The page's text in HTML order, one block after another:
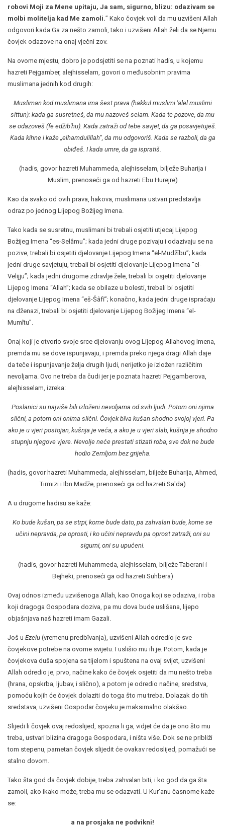
robovi Moji za Mene upitaju, Ja sam, sigurno, blizu: odazivam se
molbi molitelja kad Me zamoli.” Kako čovjek voli da mu uzvišeni Allah
odgovori kada Ga za nešto zamoli, tako i uzvišeni Allah želi da se Njemu
čovjek odazove na onaj vječni zov.
Na ovome mjestu, dobro je podsjetiti se na poznati hadis, u kojemu
hazreti Pejgamber, alejhisselam, govori o međusobnim pravima
muslimana jednih kod drugih:
Musliman kod muslimana ima šest prava (hakkul muslimi 'alel muslimi
sittun): kada ga susretneš, da mu nazoveš selam. Kada te pozove, da mu
se odazoveš (fe edžib'hu). Kada zatraži od tebe savjet, da ga posavjetuješ.
Kada kihne i kaže „elhamdulillah“, da mu odgovoriš. Kada se razboli, da ga
obiđeš. I kada umre, da ga ispratiš.
(hadis, govor hazreti Muhammeda, alejhisselam, bilježe Buharija i
Muslim, prenoseći ga od hazreti Ebu Hurejre)
Kao da svako od ovih prava, hakova, muslimana ustvari predstavlja
odraz po jednog Lijepog Božijeg Imena.
Tako kada se susretnu, muslimani bi trebali osjetiti utjecaj Lijepog
Božijeg Imena “es-Selâmu”; kada jedni druge pozivaju i odazivaju se na
pozive, trebali bi osjetiti djelovanje Lijepog Imena “el-Mudžîbu”; kada
jedni druge savjetuju, trebali bi osjetiti djelovanje Lijepog Imena “el-
Velijju”; kada jedni drugome zdravlje žele, trebali bi osjetiti djelovanje
Lijepog Imena “Allah”; kada se obilaze u bolesti, trebali bi osjetiti
djelovanje Lijepog Imena “eš-Šâfī”; konačno, kada jedni druge ispraćaju
na dženazi, trebali bi osjetiti djelovanje Lijepog Božijeg Imena “el-
Mumîtu”.
Onaj koji je otvorio svoje srce djelovanju ovog Lijepog Allahovog Imena,
premda mu se dove ispunjavaju, i premda preko njega dragi Allah daje
da teče i ispunjavanje želja drugih ljudi, nerijetko je izložen različitim
nevoljama. Ovo ne treba da čudi jer je poznata hazreti Pejgamberova,
alejhisselam, izreka:
Poslanici su najviše bili izloženi nevoljama od svih ljudi. Potom oni njima
slični, a potom oni onima slični. Čovjek bîva kušan shodno svojoj vjeri. Pa
ako je u vjeri postojan, kušnja je veća, a ako je u vjeri slab, kušnja je shodno
stupnju njegove vjere. Nevolje neće prestati stizati roba, sve dok ne bude
hodio Zemljom bez grijeha.
(hadis, govor hazreti Muhammeda, alejhisselam, bilježe Buharija, Ahmed,
Tirmizi i Ibn Madže, prenoseći ga od hazreti Sa'da)
A u drugome hadisu se kaže:
Ko bude kušan, pa se strpi, kome bude dato, pa zahvalan bude, kome se
učini nepravda, pa oprosti, i ko učini nepravdu pa oprost zatraži, oni su
sigurni, oni su upućeni.
(hadis, govor hazreti Muhammeda, alejhisselam, bilježe Taberani i
Bejheki, prenoseći ga od hazreti Suhbera)
Ovaj odnos između uzvišenoga Allah, kao Onoga koji se odaziva, i roba
koji dragoga Gospodara doziva, pa mu dova bude uslišana, lijepo
objašnjava naš hazreti imam Gazali.
Još u Ezelu (vremenu predbîvanja), uzvišeni Allah odredio je sve
čovjekove potrebe na ovome svijetu. I uslišio mu ih je. Potom, kada je
čovjekova duša spojena sa tijelom i spuštena na ovaj svijet, uzvišeni
Allah odredio je, prvo, načine kako će čovjek osjetiti da mu nešto treba
(hrana, opskrba, ljubav, i slično), a potom je odredio načine, sredstva,
pomoću kojih će čovjek dolaziti do toga što mu treba. Dolazak do tih
sredstava, uzvišeni Gospodar čovjeku je maksimalno olakšao.
Slijedi li čovjek ovaj redoslijed, spozna li ga, vidjet će da je ono što mu
treba, ustvari blizina dragoga Gospodara, i ništa više. Dok se ne približi
tom stepenu, pametan čovjek slijedit će ovakav redoslijed, pomažući se
stalno dovom.
Tako šta god da čovjek dobije, treba zahvalan biti, i ko god da ga šta
zamoli, ako ikako može, treba mu se odazvati. U Kur'anu časnome kaže
se:
a na prosjaka ne podvikni!